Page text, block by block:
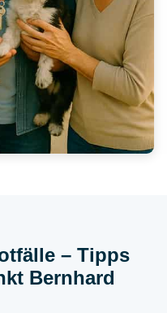
– Tipps
Bernhard